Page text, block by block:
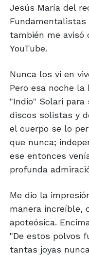
Jesús María del
Fundamentalistas
también me avisó
YouTube.
Nunca los vi en
Pero esa noche la
"Indio" Solari
discos solistas y
el cuerpo se lo
que nunca;
ese entonces
profunda
Me dio la
manera increíble,
apoteósica.
"De estos polvos
tantas joyas